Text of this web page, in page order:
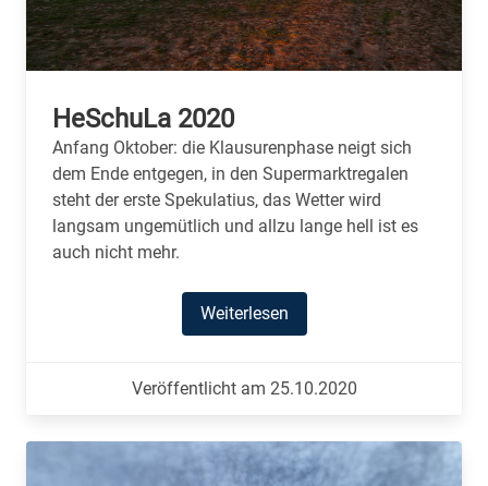
HeSchuLa 2020
Anfang Oktober: die Klausurenphase neigt sich
dem Ende entgegen, in den Supermarktregalen
steht der erste Spekulatius, das Wetter wird
langsam ungemütlich und allzu lange hell ist es
auch nicht mehr.
Weiterlesen
Veröffentlicht am 25.10.2020